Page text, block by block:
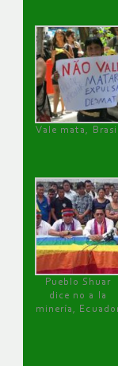
Vale mata, Brasil
Pueblo Shuar
dice no a la
minería,